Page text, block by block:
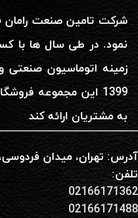
نمود. در طی سال ها با
زمینه اتوماسیون صنعتی
1399 این مجموعه
به مشتریان ارائه کند
آدرس: تهران، میدان فردوسی، کوچه
تلفن:
02166171362
02166171488